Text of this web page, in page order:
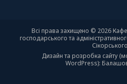
Всі права захищено © 2026
господарського та
Сікорського
Дизайн та розробка сайту
WordPress):